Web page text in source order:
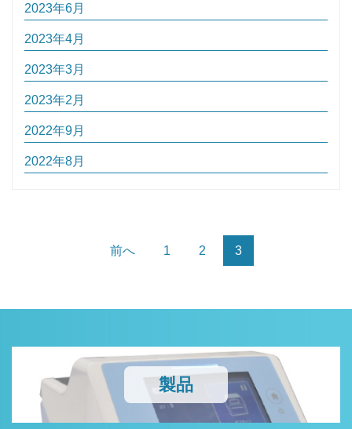
2023年6月
2023年4月
2023年3月
2023年2月
2022年9月
2022年8月
前へ 1 2 3
製品